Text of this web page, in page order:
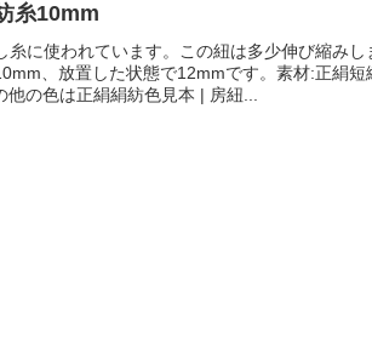
糸10mm
糸に使われています。この紐は多少伸び縮み
、放置した状態で12mmです。素材:正絹
の色は正絹絹紡色見本 | 房紐...